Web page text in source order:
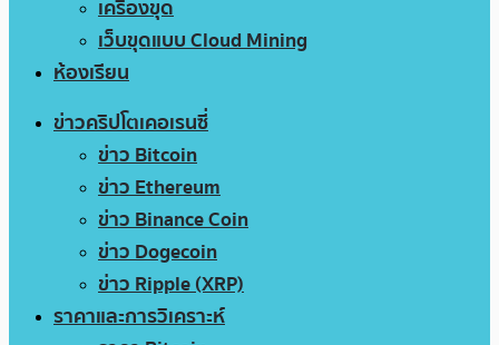
เครื่องขุด
เว็บขุดแบบ Cloud Mining
ห้องเรียน
ข่าวคริปโตเคอเรนซี่
ข่าว Bitcoin
ข่าว Ethereum
ข่าว Binance Coin
ข่าว Dogecoin
ข่าว Ripple (XRP)
ราคาและการวิเคราะห์